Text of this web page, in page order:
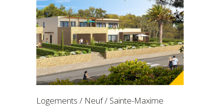
Logements / Neuf / Sainte-Maxime